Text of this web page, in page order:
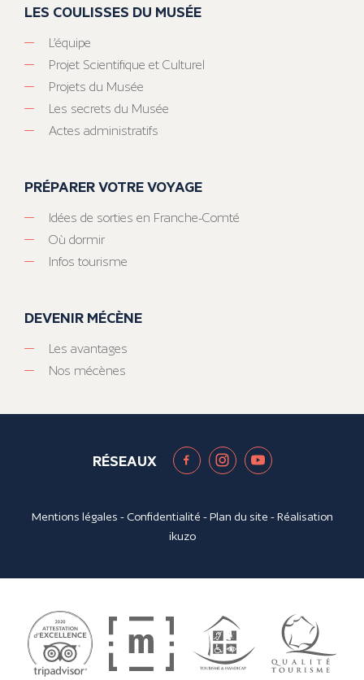
LES COULISSES DU MUSÉE
L’équipe
Projet Scientifique et Culturel
Projets du Musée
Les secrets du Musée
Actes administratifs
PRÉPARER VOTRE VOYAGE
Idées de sorties en Franche-Comté
Où dormir
Infos tourisme
DEVENIR MÉCÈNE
Les avantages
Nos mécènes
RÉSEAUX
Mentions légales - Confidentialité -Plan du site - Réalisation
ikuzo